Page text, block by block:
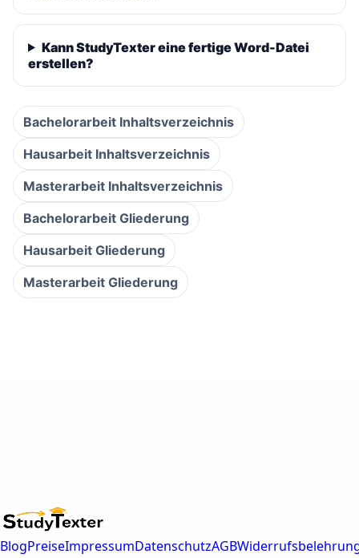
Kann StudyTexter eine fertige Word-Datei
erstellen?
Bachelorarbeit Inhaltsverzeichnis
Hausarbeit Inhaltsverzeichnis
Masterarbeit Inhaltsverzeichnis
Bachelorarbeit Gliederung
Hausarbeit Gliederung
Masterarbeit Gliederung
BlogPreiseImpressumDatenschutzAGB